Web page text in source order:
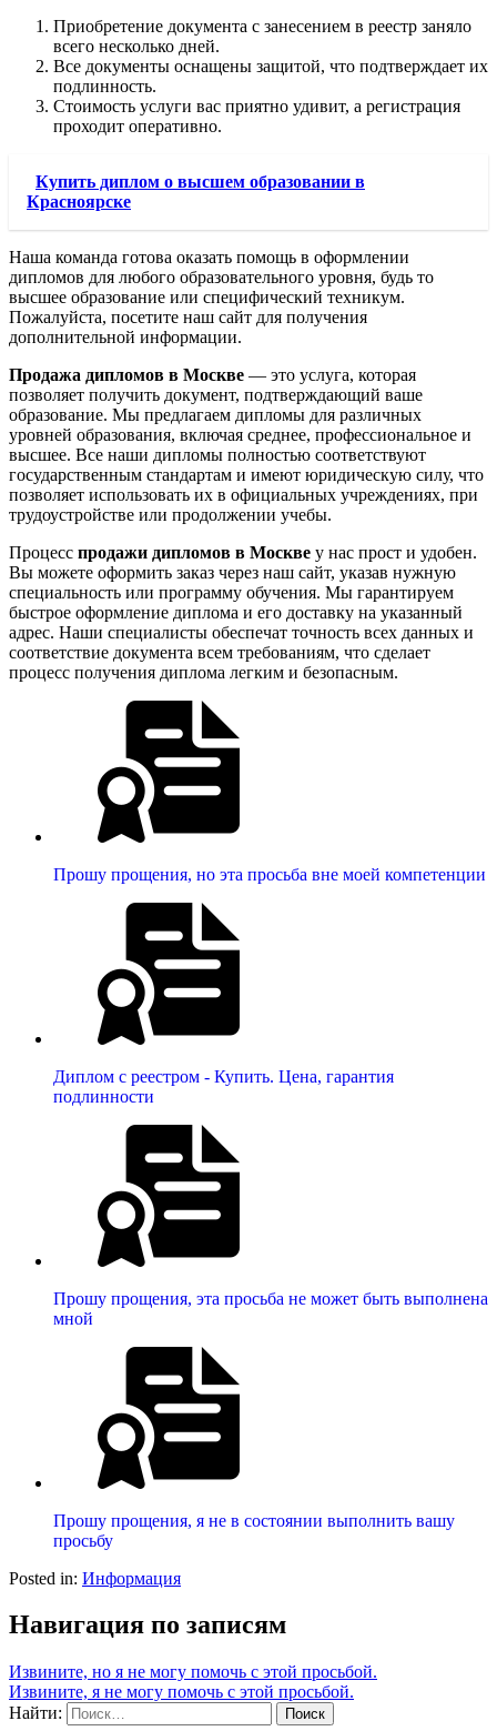
Приобретение документа с занесением в реестр заняло
всего несколько дней.
Все документы оснащены защитой, что подтверждает их
подлинность.
Стоимость услуги вас приятно удивит, а регистрация
проходит оперативно.
Купить диплом о высшем образовании в
Красноярске
Наша команда готова оказать помощь в оформлении
дипломов для любого образовательного уровня, будь то
высшее образование или специфический техникум.
Пожалуйста, посетите наш сайт для получения
дополнительной информации.
Продажа дипломов в Москве — это услуга, которая
позволяет получить документ, подтверждающий ваше
образование. Мы предлагаем дипломы для различных
уровней образования, включая среднее, профессиональное и
высшее. Все наши дипломы полностью соответствуют
государственным стандартам и имеют юридическую силу, что
позволяет использовать их в официальных учреждениях, при
трудоустройстве или продолжении учебы.
Процесс продажи дипломов в Москве у нас прост и удобен.
Вы можете оформить заказ через наш сайт, указав нужную
специальность или программу обучения. Мы гарантируем
быстрое оформление диплома и его доставку на указанный
адрес. Наши специалисты обеспечат точность всех данных и
соответствие документа всем требованиям, что сделает
процесс получения диплома легким и безопасным.
Прошу прощения, но эта просьба вне моей компетенции
Диплом с реестром - Купить. Цена, гарантия
подлинности
Прошу прощения, эта просьба не может быть выполнена
мной
Прошу прощения, я не в состоянии выполнить вашу
просьбу
Posted in: Информация
Навигация по записям
Извините, но я не могу помочь с этой просьбой.
Извините, я не могу помочь с этой просьбой.
Найти: